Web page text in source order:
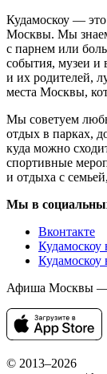
Кудамоскоу —
Москвы. Мы
с парнем или
события, музеи и
и их родителей,
места Москвы,
Мы советуем
отдых в парках,
куда можно
спортивные
и отдыха с
Мы в
Вконтакте
Кудамоскоу
Кудамоскоу
Афиша Москвы —
© 2013–2026